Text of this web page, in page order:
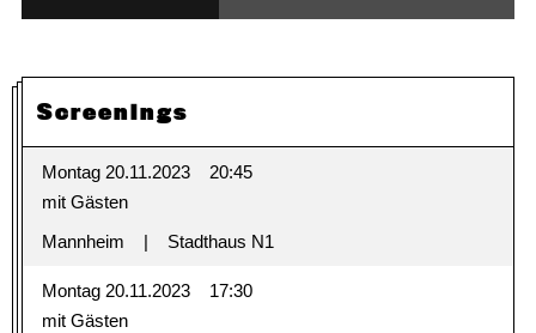
Screenings
Montag 20.11.2023
20:45
mit Gästen
Mannheim
Stadthaus N1
Montag 20.11.2023
17:30
mit Gästen